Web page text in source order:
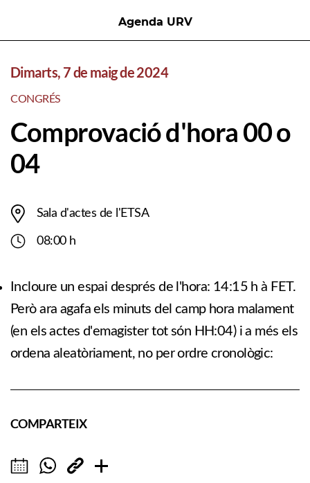
Agenda URV
Dimarts, 7 de maig de 2024
CONGRÉS
Comprovació d'hora 00 o
04
Sala d'actes de l'ETSA
08:00 h
Incloure un espai després de l'hora: 14:15 h à FET.
Però ara agafa els minuts del camp hora malament
(en els actes d'emagister tot són HH:04) i a més els
ordena aleatòriament, no per ordre cronològic:
COMPARTEIX